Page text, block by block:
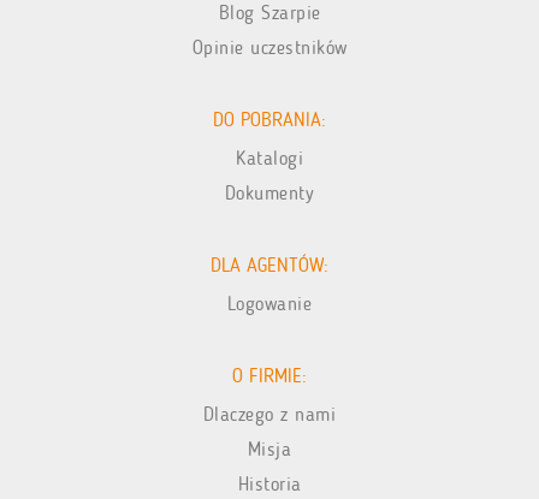
Blog Szarpie
Opinie uczestników
DO POBRANIA:
Katalogi
Dokumenty
DLA AGENTÓW:
Logowanie
O FIRMIE:
Dlaczego z nami
Misja
Historia